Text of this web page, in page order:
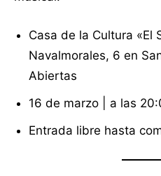
Casa de la Cultura «El
Navalmorales, 6 en
Abiertas
16 de marzo | a las
Entrada libre hasta